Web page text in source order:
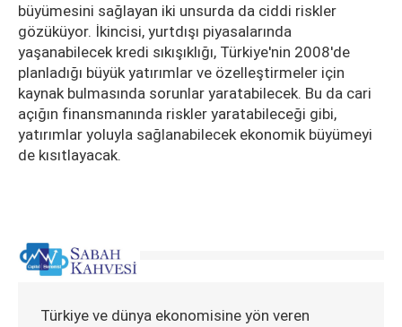
büyümesini sağlayan iki unsurda da ciddi riskler
gözüküyor. İkincisi, yurtdışı piyasalarında
yaşanabilecek kredi sıkışıklığı, Türkiye'nin 2008'de
planladığı büyük yatırımlar ve özelleştirmeler için
kaynak bulmasında sorunlar yaratabilecek. Bu da cari
açığın finansmanında riskler yaratabileceği gibi,
yatırımlar yoluyla sağlanabilecek ekonomik büyümeyi
de kısıtlayacak.
Türkiye ve dünya ekonomisine yön veren